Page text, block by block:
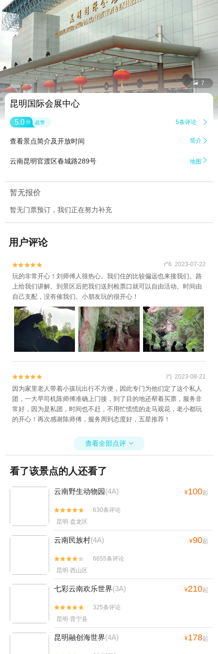
 7
昆明国际会展中心
5.0 分 超赞 5条评论 
查看景点简介及开放时间 简介 
云南昆明官渡区春城路289号 地图 
暂无报价
暂无门票预订，我们正在努力补充
用户评论

 r*6 2023-07-22
玩的非常开心！刘师傅人很热心。我们住的比较偏远也来接我们。路
上给我们讲解。到景区后把我们送到检票口就可以自由活动。时间由
自己支配，没有催我们。小朋友玩的很开心！

 l*j 2023-08-21
因为家里老人带着小孩玩出行不方便，因此专门为他们定了这个私人
团，一大早司机陈师傅准确上门接，到了目的地还帮着买票，服务非
常好，因为是私团，时间也不赶，不用忙慌慌的走马观花，老小都玩
的开心！再次感谢陈师傅，服务周到态度好，五星推荐！
查看全部点评 
看了该景点的人还看了
云南野生动物园(4A) ¥100起


630条评论
昆明·盘龙区
云南民族村(4A) ¥90起


6655条评论
昆明·西山区
七彩云南欢乐世界(3A) ¥210起


325条评论
昆明·晋宁县
昆明融创海世界(4A) ¥178起
